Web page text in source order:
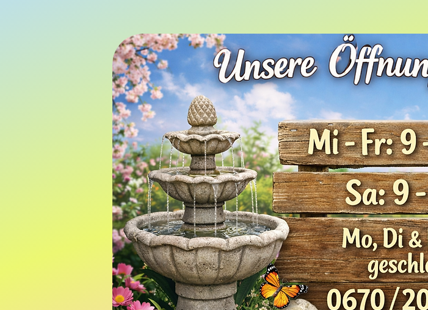
Engel / Heiligen Figuren
Gargoyles / Fabelwesen
Briefkästen
Briefkasten aus Metall
4 Produkte